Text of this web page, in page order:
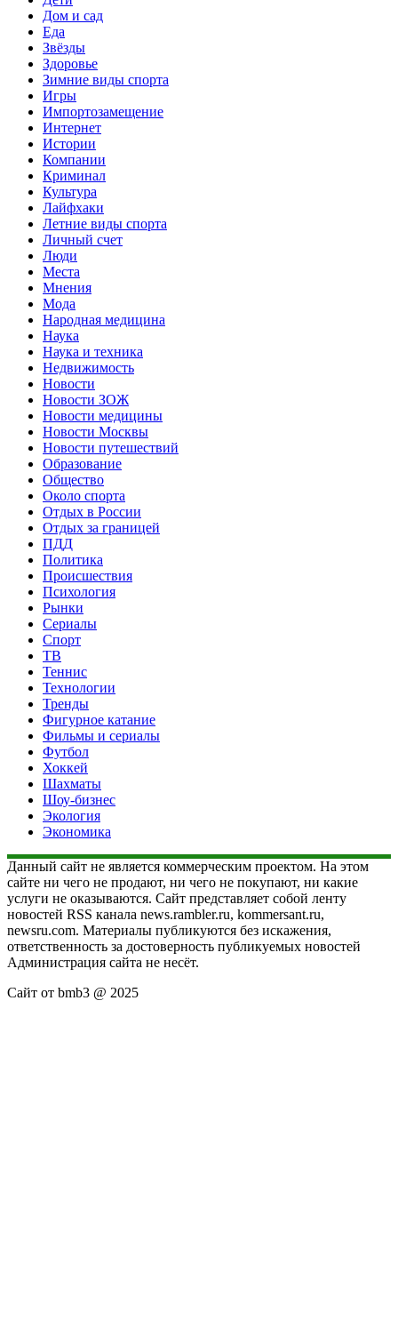
Дом и сад
Еда
Звёзды
Здоровье
Зимние виды спорта
Игры
Импортозамещение
Интернет
Истории
Компании
Криминал
Культура
Лайфхаки
Летние виды спорта
Личный счет
Люди
Места
Мнения
Мода
Народная медицина
Наука
Наука и техника
Недвижимость
Новости
Новости ЗОЖ
Новости медицины
Новости Москвы
Новости путешествий
Образование
Общество
Около спорта
Отдых в России
Отдых за границей
ПДД
Политика
Происшествия
Психология
Рынки
Сериалы
Спорт
ТВ
Теннис
Технологии
Тренды
Фигурное катание
Фильмы и сериалы
Футбол
Хоккей
Шахматы
Шоу-бизнес
Экология
Экономика
Данный сайт не является коммерческим проектом. На этом
сайте ни чего не продают, ни чего не покупают, ни какие
услуги не оказываются. Сайт представляет собой ленту
новостей RSS канала news.rambler.ru, kommersant.ru,
newsru.com. Материалы публикуются без искажения,
ответственность за достоверность публикуемых новостей
Администрация сайта не несёт.
Сайт от bmb3 @ 2025